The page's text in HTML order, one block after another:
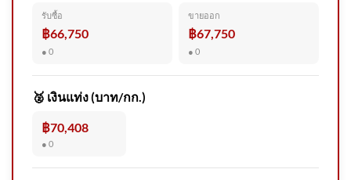
(5 ส.ค. 69) นายพรพรหม ณ.ส.
วิกิตเศรษฐ์ รองผู้ว่าราชการกรุง
เจ้าหน้าที่ ขู่เอาผิดสวมสิทธิ์เป
รับซื้อ
฿66,750
● 0
ขายออก
฿67,750
● 0
🥈 เงินแท่ง (บาท/กก.)
฿70,408
● 0